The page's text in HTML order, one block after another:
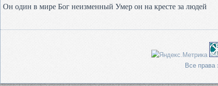
Он один в мире Бог неизменный Умер он на кресте за людей
Все